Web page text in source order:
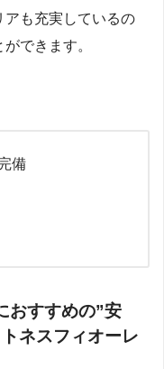
アも充実しているの
できます。
備
おすすめの”安
ネスフィオーレ